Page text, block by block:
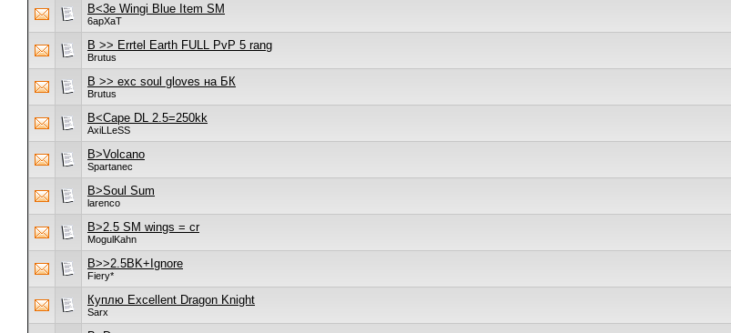
B<3e Wingi Blue Item SM
6apXaT
B >> Errtel Earth FULL PvP 5 rang
Brutus
B >> exc soul gloves на БК
Brutus
B<Cape DL 2.5=250kk
AxiLLeSS
B>Volcano
Spartanec
B>Soul Sum
larenco
B>2.5 SM wings = cr
MogulKahn
B>>2.5BK+Ignore
Fiery*
Куплю Excellent Dragon Knight
Sarx